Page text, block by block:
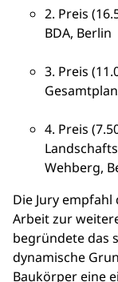
2. Preis
BDA, Berlin
3. Preis
4. Preis
Wehberg,
Die Jury
Arbeit zur
begründete das
dynamische
Baukörper eine